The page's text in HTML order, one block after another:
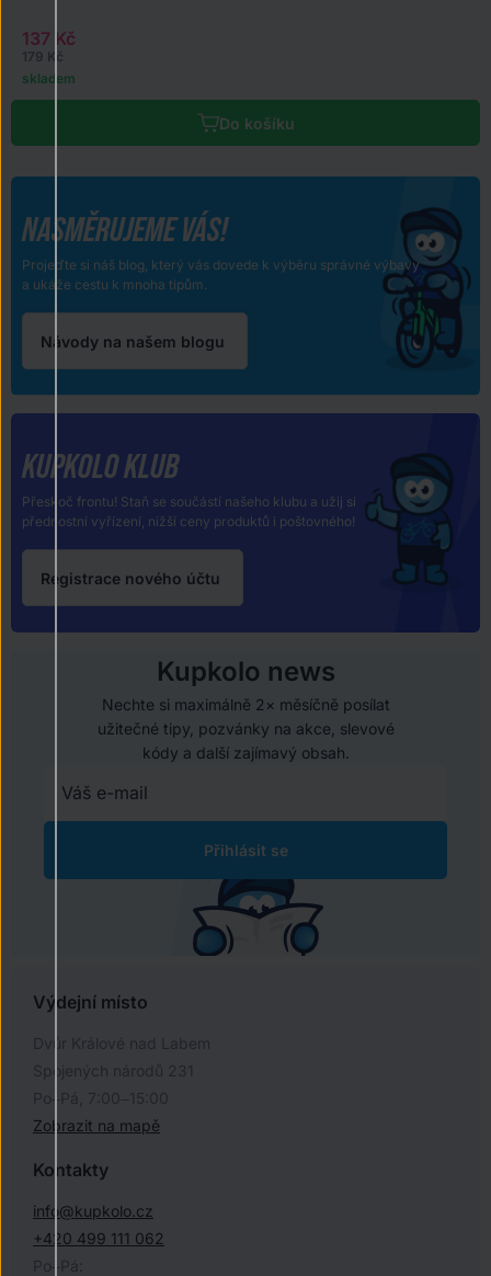
Do košíku
137 Kč
179 Kč
skladem
KUPKOLO KLUB
Přeskoč frontu! Staň se součástí našeho klubu a užij si
přednostní vyřízení, nižší ceny produktů i poštovného!
Registrace nového účtu
NASMĚRUJEME VÁS!
Projeďte si náš blog, který vás dovede k výběru správné výbavy
a ukáže cestu k mnoha tipům.
Návody na našem blogu
Kupkolo news
Nechte si maximálně 2× měsíčně posílat
užitečné tipy, pozvánky na akce, slevové
kódy a další zajímavý obsah.
Přihlásit se
Kontakty
info@kupkolo.cz
+420 499 111 062
Po–Pá:
Výdejní místo
Dvůr Králové nad Labem
Spojených národů 231
Po–Pá, 7:00–15:00
Zobrazit na mapě